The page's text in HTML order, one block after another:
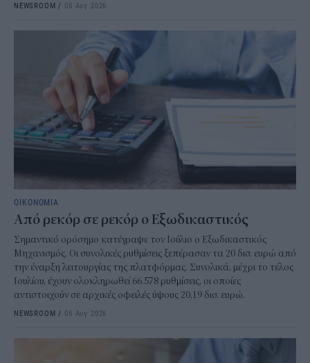
NEWSROOM / 05 Αυγ 2026
ΟΙΚΟΝΟΜΙΑ
Από ρεκόρ σε ρεκόρ ο Εξωδικαστικός
Σημαντικό ορόσημο κατέγραψε τον Ιούλιο ο Εξωδικαστικός
Μηχανισμός. Οι συνολικές ρυθμίσεις ξεπέρασαν τα 20 δισ. ευρώ από
την έναρξη λειτουργίας της πλατφόρμας. Συνολικά, μέχρι το τέλος
Ιουλίου, έχουν ολοκληρωθεί 66.578 ρυθμίσεις, οι οποίες
αντιστοιχούν σε αρχικές οφειλές ύψους 20,19 δισ. ευρώ.
NEWSROOM / 05 Αυγ 2026